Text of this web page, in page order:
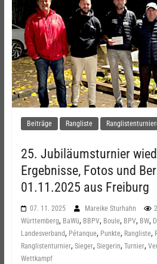
Beiträge Rangliste
25. Jubiläumsturnier
Ergebnisse, Fotos und
01.11.2025 aus Freiburg
07. 11. 2025 Mareike Sturhahn
Württemberg, BaWü, BBPV, Boule, BPV, BW,
Landesverband, Pétanque, Punkte, Rangliste,
Ranglistenturnier, Sieger, Siegerin, Turnier,
Wettkampf